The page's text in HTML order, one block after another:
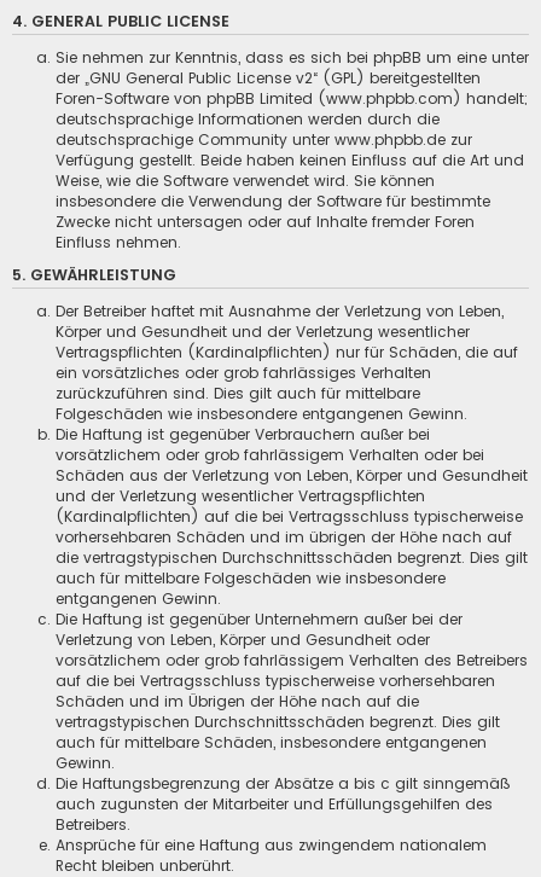
4. GENERAL PUBLIC LICENSE
Sie nehmen zur Kenntnis, dass es sich bei phpBB um eine unter
der „GNU General Public License v2“ (GPL) bereitgestellten
Foren-Software von phpBB Limited (www.phpbb.com) handelt;
deutschsprachige Informationen werden durch die
deutschsprachige Community unter www.phpbb.de zur
Verfügung gestellt. Beide haben keinen Einfluss auf die Art und
Weise, wie die Software verwendet wird. Sie können
insbesondere die Verwendung der Software für bestimmte
Zwecke nicht untersagen oder auf Inhalte fremder Foren
Einfluss nehmen.
5. GEWÄHRLEISTUNG
Der Betreiber haftet mit Ausnahme der Verletzung von Leben,
Körper und Gesundheit und der Verletzung wesentlicher
Vertragspflichten (Kardinalpflichten) nur für Schäden, die auf
ein vorsätzliches oder grob fahrlässiges Verhalten
zurückzuführen sind. Dies gilt auch für mittelbare
Folgeschäden wie insbesondere entgangenen Gewinn.
Die Haftung ist gegenüber Verbrauchern außer bei
vorsätzlichem oder grob fahrlässigem Verhalten oder bei
Schäden aus der Verletzung von Leben, Körper und Gesundheit
und der Verletzung wesentlicher Vertragspflichten
(Kardinalpflichten) auf die bei Vertragsschluss typischerweise
vorhersehbaren Schäden und im übrigen der Höhe nach auf
die vertragstypischen Durchschnittsschäden begrenzt. Dies gilt
auch für mittelbare Folgeschäden wie insbesondere
entgangenen Gewinn.
Die Haftung ist gegenüber Unternehmern außer bei der
Verletzung von Leben, Körper und Gesundheit oder
vorsätzlichem oder grob fahrlässigem Verhalten des Betreibers
auf die bei Vertragsschluss typischerweise vorhersehbaren
Schäden und im Übrigen der Höhe nach auf die
vertragstypischen Durchschnittsschäden begrenzt. Dies gilt
auch für mittelbare Schäden, insbesondere entgangenen
Gewinn.
Die Haftungsbegrenzung der Absätze a bis c gilt sinngemäß
auch zugunsten der Mitarbeiter und Erfüllungsgehilfen des
Betreibers.
Ansprüche für eine Haftung aus zwingendem nationalem
Recht bleiben unberührt.